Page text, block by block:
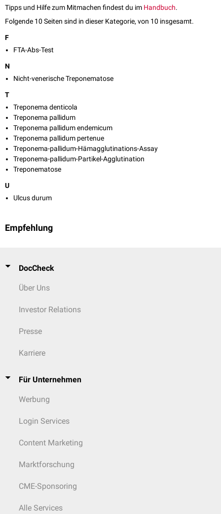
Tipps und Hilfe zum Mitmachen findest du im Handbuch.
Folgende 10 Seiten sind in dieser Kategorie, von 10 insgesamt.
F
FTA-Abs-Test
N
Nicht-venerische Treponematose
T
Treponema denticola
Treponema pallidum
Treponema pallidum endemicum
Treponema pallidum pertenue
Treponema-pallidum-Hämagglutinations-Assay
Treponema-pallidum-Partikel-Agglutination
Treponematose
U
Ulcus durum
Empfehlung
DocCheck
Über Uns
Investor Relations
Presse
Karriere
Für Unternehmen
Werbung
Login Services
Content Marketing
Marktforschung
CME-Sponsoring
Alle Services